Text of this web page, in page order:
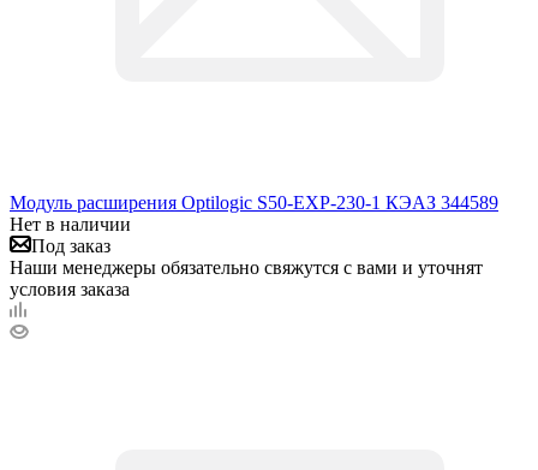
Модуль расширения Optilogic S50-EXP-230-1 КЭАЗ 344589
Нет в наличии
Под заказ
Наши менеджеры обязательно свяжутся с вами и уточнят
условия заказа